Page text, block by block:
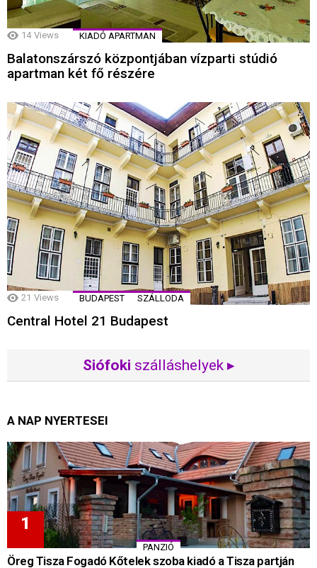
14 Views KIADÓ APARTMAN
Balatonszárszó központjában vízparti stúdió
apartman két fő részére
21 Views BUDAPEST SZÁLLODA
Central Hotel 21 Budapest
Siófoki szálláshelyek ▸
A NAP NYERTESEI
PANZIÓ
Öreg Tisza Fogadó Kőtelek szoba kiadó a Tisza partján